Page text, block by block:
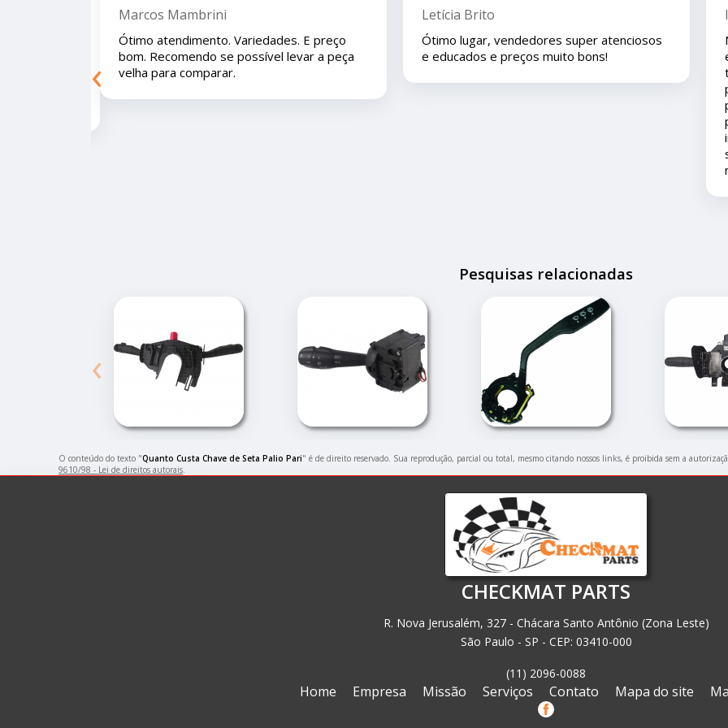
Letícia Brito
Ótimo lugar, vendedores super atenciosos
e educados e preços muito bons!
Isla Costa
Nos compramos uma peça para o carro com
eles pelo mercado livre e viajamos pouco
‹
Pesquisas relacionadas
‹
O conteúdo do texto "Quanto Custa Chave de Seta Palio Pari" é de direito reservado. Sua reprodução, parcial ou total, mesmo citando nossos links, é proibida sem a
9610/98 - Lei de direitos autorais.
CHECKMAT PARTS
R. Nova Jerusalém, 327 - Chácara Santo Antônio (Zona Leste)
São Paulo - SP - CEP: 03410-000
(11) 2096-0088
Home Empresa Missão Serviços Contato Mapa do site